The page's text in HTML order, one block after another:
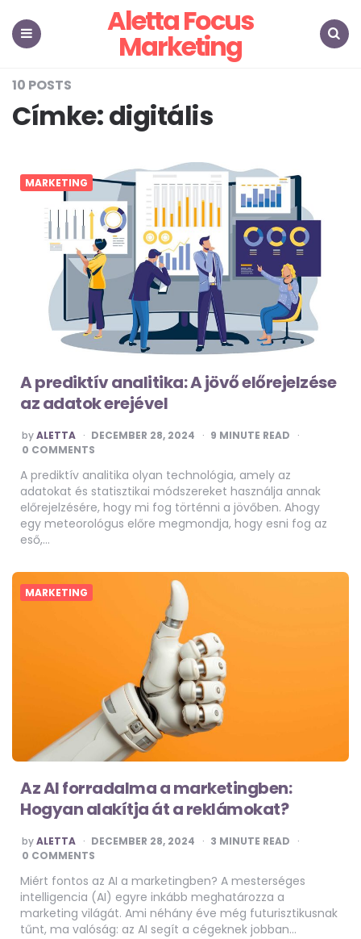
Aletta Focus
Marketing
10 POSTS
Címke:digitális
MARKETING
A prediktív analitika: A jövő előrejelzése
az adatok erejével
POSTED
BY
byALETTA DECEMBER 28, 2024 9 MINUTE READ
0 COMMENTS
A prediktív analitika olyan technológia, amely az
adatokat és statisztikai módszereket használja annak
előrejelzésére, hogy mi fog történni a jövőben. Ahogy
egy meteorológus előre megmondja, hogy esni fog az
eső,…
MARKETING
Az AI forradalma a marketingben:
Hogyan alakítja át a reklámokat?
POSTED
BY
byALETTA DECEMBER 28, 2024 3 MINUTE READ
0 COMMENTS
Miért fontos az AI a marketingben? A mesterséges
intelligencia (AI) egyre inkább meghatározza a
marketing világát. Ami néhány éve még futurisztikusnak
tűnt, ma valóság: az AI segít a cégeknek jobban…